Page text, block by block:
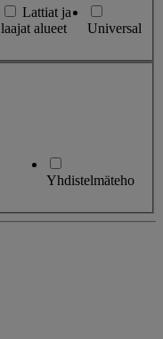
Lattiat ja
laajat alueet
Universal
Yhdistelmäteho